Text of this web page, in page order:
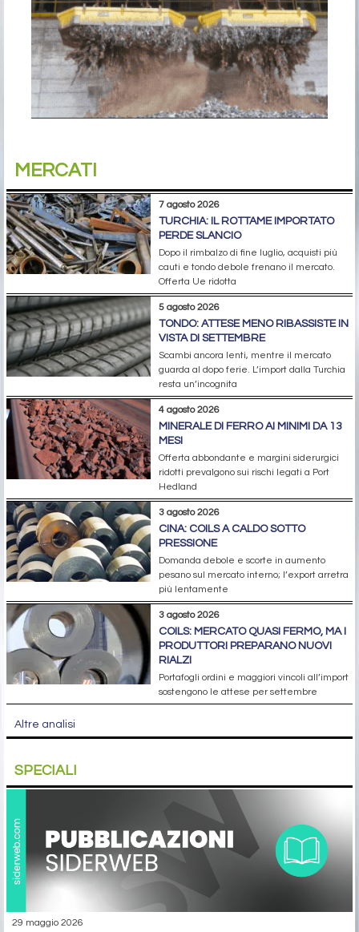
MERCATI
7 agosto 2026
TURCHIA: IL ROTTAME IMPORTATO
PERDE SLANCIO
Dopo il rimbalzo di fine luglio, acquisti più
cauti e tondo debole frenano il mercato.
Offerta Ue ridotta
5 agosto 2026
TONDO: ATTESE MENO RIBASSISTE IN
VISTA DI SETTEMBRE
Scambi ancora lenti, mentre il mercato
guarda al dopo ferie. L’import dalla Turchia
resta un’incognita
4 agosto 2026
MINERALE DI FERRO AI MINIMI DA 13
MESI
Offerta abbondante e margini siderurgici
ridotti prevalgono sui rischi legati a Port
Hedland
3 agosto 2026
CINA: COILS A CALDO SOTTO
PRESSIONE
Domanda debole e scorte in aumento
pesano sul mercato interno; l’export arretra
più lentamente
3 agosto 2026
COILS: MERCATO QUASI FERMO, MA I
PRODUTTORI PREPARANO NUOVI
RIALZI
Portafogli ordini e maggiori vincoli all’import
sostengono le attese per settembre
Altre analisi
SPECIALI
29 maggio 2026